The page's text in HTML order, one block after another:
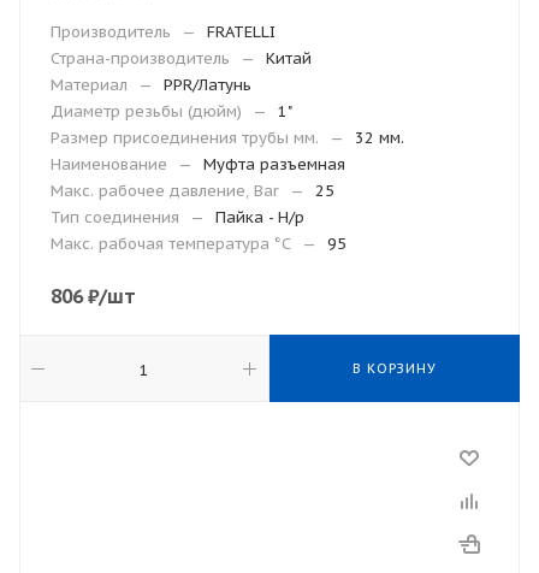
Производитель —
FRATELLI
Страна-производитель
—
Китай
Материал
—
PPR/Латунь
Диаметр резьбы (дюйм)
—
1"
Размер присоединения трубы мм.
—
32 мм.
Наименование
—
Муфта разъемная
Макс. рабочее давление, Bar
—
25
Тип соединения
—
Пайка - Н/р
Макc. рабочая температура °С
— 95
806₽/шт
В КОРЗИНУ